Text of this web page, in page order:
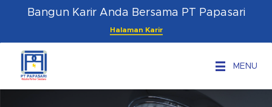
content
Bangun Karir Anda Bersama PT Papasari
Halaman Karir
MENU
Menu